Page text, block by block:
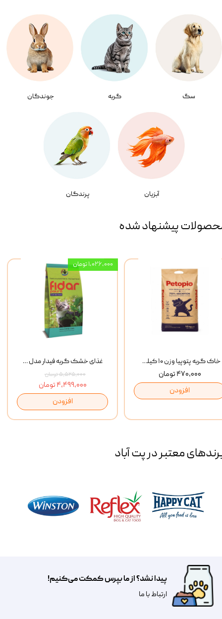
سگ گربه جوندگان
آبزیان پرندگان
پیشنهاد شده
غذای خشک گربه فیدار مدل Adult وزن 10 کیلوگرم
۵,۵۲۵,۰۰۰ تومان
۴,۴۹۹,۰۰۰ تومان
افزودن
۱,۰۲۶,۰۰۰ تومان
خاک گربه پتوپیا وزن ۱۰ کیلوگرم
۴۷۰,۰۰۰ تومان
افزودن
معتبر در پت آباد
پیدا نشد؟ از ما بپرس کمکت می‌کنیم!
​​​ارتباط با ما